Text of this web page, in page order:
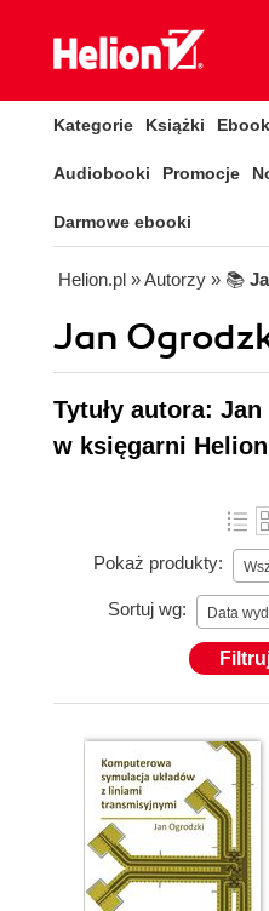
Kategorie Książki
Audiobooki Promocje
Darmowe ebooki
Helion.pl » Autorzy » 📚
Jan
Tytuły autora:
w księgarni Helion
Pokaż produkty:
Sortuj wg: Data